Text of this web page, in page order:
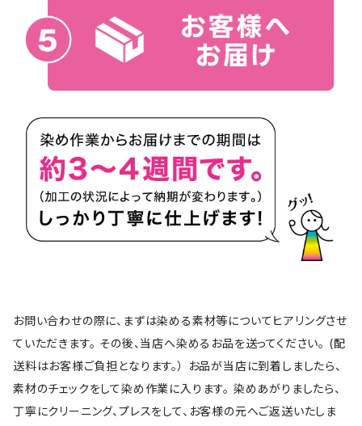
お問い合わせの際に、まずは染める素材等についてヒアリングさせ
ていただきます。 その後、当店へ染めるお品を送ってください。 (配
送料はお客様ご負担となります。） お品が当店に到着しましたら、
素材のチェックをして染め作業に入ります。 染めあがりましたら、
丁寧にクリーニング、プレスをして、お客様の元へご返送いたしま